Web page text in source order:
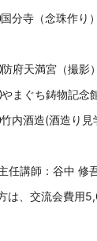
寺（念珠作り）
天満宮（撮影）
まぐち鋳物記念
内酒造(酒造り見
講師：谷中 修
は、交流会費用